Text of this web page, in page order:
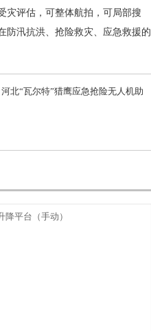
灾评估，可整体航拍，可局部搜
防汛抗洪、抢险救灾、应急救援的
河北“瓦尔特”猎鹰应急抢险无人机助
降平台（手动）